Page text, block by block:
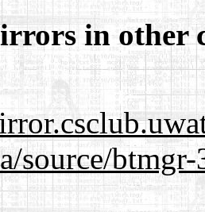
in other
source/